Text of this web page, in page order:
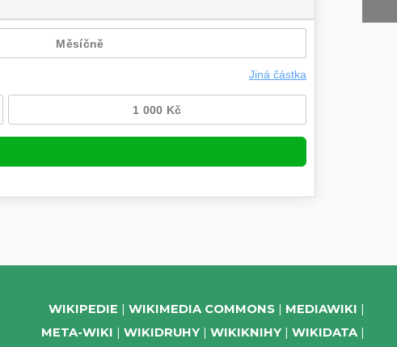
WIKIPEDIE WIKIMEDIA COMMONS
MEDIAWIKI
META-WIKI
WIKIDRUHY WIKIKNIHY
WIKIDATA